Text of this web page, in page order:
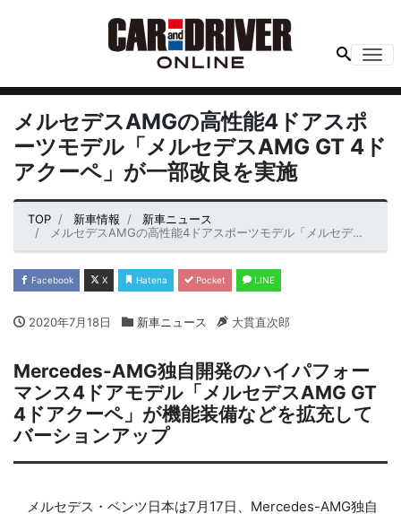
メルセデスAMGの高性能4ドアスポ
ーツモデル「メルセデスAMG GT 4ド
アクーペ」が一部改良を実施
TOP 新車情報
新車ニュース
メルセデスAMGの高性能4ドアスポーツモデル「メルセデスAMG GT 4ドアクーペ」が一部改良を実施
Facebook X Hatena Pocket LINE
2020年7月18日 新車ニュース 大貫直次郎
Mercedes-AMG独自開発のハイパフォー
マンス4ドアモデル「メルセデスAMG GT
4ドアクーペ」が機能装備などを拡充して
バーションアップ
メルセデス・ベンツ日本は7月17日、Mercedes-AMG独自